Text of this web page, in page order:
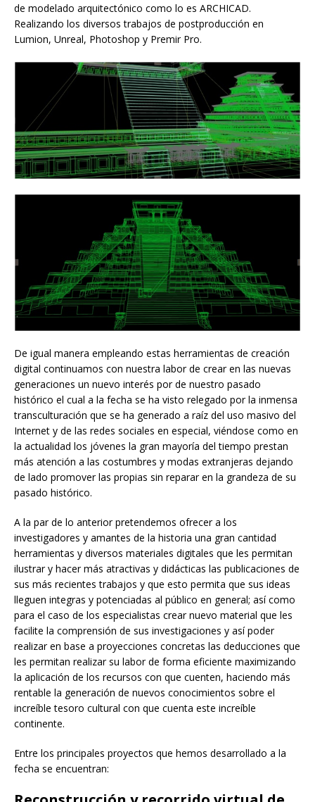
de modelado arquitectónico como lo es ARCHICAD.
Realizando los diversos trabajos de postproducción en
Lumion, Unreal, Photoshop y Premir Pro.
De igual manera empleando estas herramientas de creación
digital continuamos con nuestra labor de crear en las nuevas
generaciones un nuevo interés por de nuestro pasado
histórico el cual a la fecha se ha visto relegado por la inmensa
transculturación que se ha generado a raíz del uso masivo del
Internet y de las redes sociales en especial, viéndose como en
la actualidad los jóvenes la gran mayoría del tiempo prestan
más atención a las costumbres y modas extranjeras dejando
de lado promover las propias sin reparar en la grandeza de su
pasado histórico.
A la par de lo anterior pretendemos ofrecer a los
investigadores y amantes de la historia una gran cantidad
herramientas y diversos materiales digitales que les permitan
ilustrar y hacer más atractivas y didácticas las publicaciones de
sus más recientes trabajos y que esto permita que sus ideas
lleguen integras y potenciadas al público en general; así como
para el caso de los especialistas crear nuevo material que les
facilite la comprensión de sus investigaciones y así poder
realizar en base a proyecciones concretas las deducciones que
les permitan realizar su labor de forma eficiente maximizando
la aplicación de los recursos con que cuenten, haciendo más
rentable la generación de nuevos conocimientos sobre el
increíble tesoro cultural con que cuenta este increíble
continente.
Entre los principales proyectos que hemos desarrollado a la
fecha se encuentran: